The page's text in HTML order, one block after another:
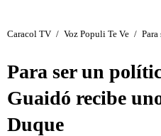
Caracol TV / Voz Populi Te Ve /
Para ser un
Guaidó recibe
Duque